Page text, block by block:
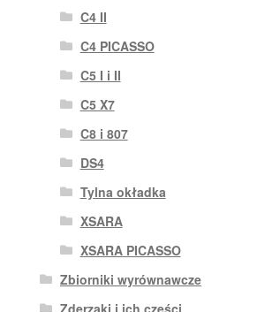
C4 II
C4 PICASSO
C5 I i II
C5 X7
C8 i 807
DS4
Tylna okładka
XSARA
XSARA PICASSO
Zbiorniki wyrównawcze
Zderzaki i ich części